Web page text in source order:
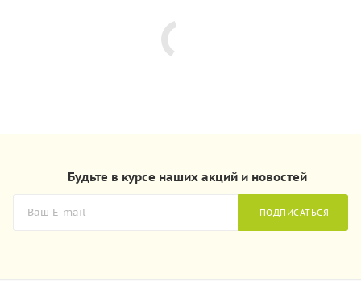
Будьте в курсе наших акций и новостей
ПОДПИСАТЬСЯ